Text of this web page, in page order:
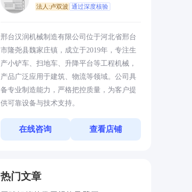
法人:卢双波 通过深度核验
邢台汉润机械制造有限公司位于河北省邢台
市隆尧县魏家庄镇，成立于2019年，专注生
产小铲车、扫地车、升降平台等工程机械，
产品广泛应用于建筑、物流等领域。公司具
备专业制造能力，严格把控质量，为客户提
供可靠设备与技术支持。
在线咨询 查看店铺
热门文章